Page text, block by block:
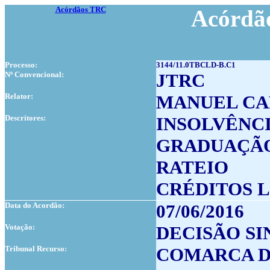
Acórdãos TRC
Processo:
3144/11.0TBCLD-B.C1
Nº Convencional:
JTRC
Relator: MANUEL
Descritores:
RATEIO
CRÉDITOS
Data do Acordão: 07/06/2016
Votação: DECISÃO
Tribunal Recurso:
COMARCA